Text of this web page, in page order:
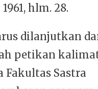
hlm. 28.
dilanjutkan
petikan
Fakultas Sastra